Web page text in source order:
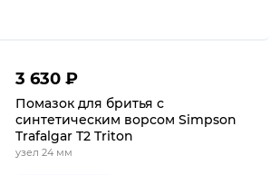
3 630 ₽
Помазок для бритья с
синтетическим ворсом Simpson
Trafalgar T2 Triton
узел 24 мм